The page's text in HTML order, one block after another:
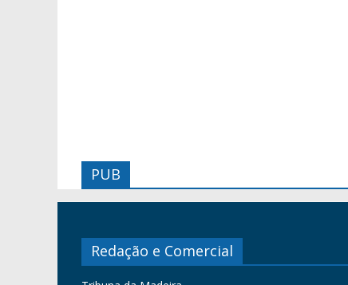
PUB
Redação e Comercial